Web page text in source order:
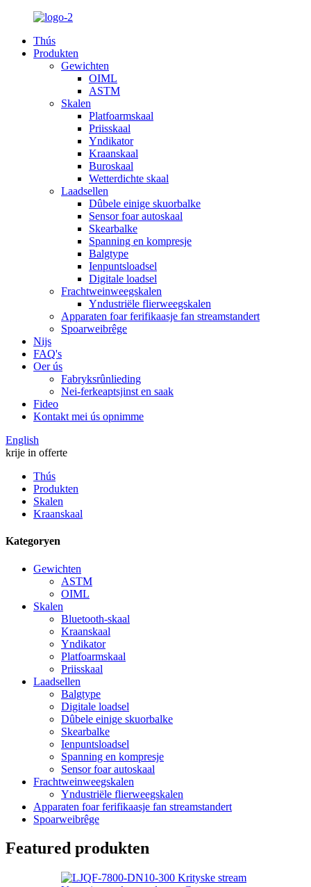
Thús
Produkten
Gewichten
OIML
ASTM
Skalen
Platfoarmskaal
Priisskaal
Yndikator
Kraanskaal
Buroskaal
Wetterdichte skaal
Laadsellen
Dûbele einige skuorbalke
Sensor foar autoskaal
Skearbalke
Spanning en kompresje
Balgtype
Ienpuntsloadsel
Digitale loadsel
Frachtweinweegskalen
Yndustriële flierweegskalen
Apparaten foar ferifikaasje fan streamstandert
Spoarweibrêge
Nijs
FAQ's
Oer ús
Fabryksrûnlieding
Nei-ferkeaptsjinst en saak
Fideo
Kontakt mei ús opnimme
English
krije in offerte
Thús
Produkten
Skalen
Kraanskaal
Kategoryen
Gewichten
ASTM
OIML
Skalen
Bluetooth-skaal
Kraanskaal
Yndikator
Platfoarmskaal
Priisskaal
Laadsellen
Balgtype
Digitale loadsel
Dûbele einige skuorbalke
Skearbalke
Ienpuntsloadsel
Spanning en kompresje
Sensor foar autoskaal
Frachtweinweegskalen
Yndustriële flierweegskalen
Apparaten foar ferifikaasje fan streamstandert
Spoarweibrêge
Featured produkten